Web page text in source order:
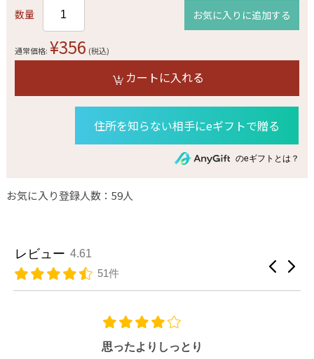
数量 お気に入りに追加する
通常価格: ¥356 (税込)
カートに入れる
住所を知らない相手にeギフトで贈る
のeギフトとは？
お気に入り登録人数：59人
レビュー 4.61
51件
思ったよりしっとり